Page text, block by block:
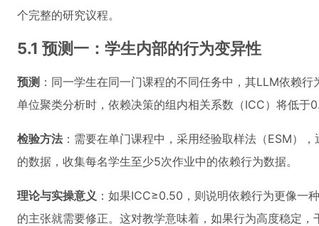
个完整的研究议程。
5.1 预测一：学生内部的行为变异性
预测 ：同一学生在同一门课程的不同任务中，其LLM依赖
单位聚类分析时，依赖决策的组内相关系数（ICC）将低于
检验方法 ：需要在单门课程中，采用经验取样法（ESM）
的数据，收集每名学生至少5次作业中的依赖行为数据。
理论与实操意义 ：如果ICC≥0.50，则说明依赖行为更像一
的主张就需要修正。这对教学意味着，如果行为高度稳定